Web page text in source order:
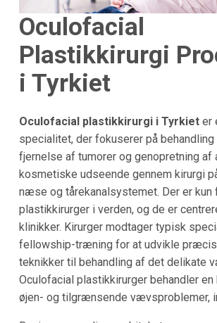
Oculofacial
Plastikkirurgi
i Tyrkiet
Oculofacial plastikkirurgi i Tyrkieter
specialitet, der fokuserer på
fjernelse af tumorer og genopretning af
kosmetiske udseende gennem kirurgi
næse og tårekanalsystemet. Der er kun
plastikkirurger i verden, og de er
klinikker. Kirurger modtager typisk
fellowship-træning for at udvikle
teknikker til behandling af det delikate
Oculofacial plastikkirurger behandler
øjen- og tilgrænsende vævsproblemer,